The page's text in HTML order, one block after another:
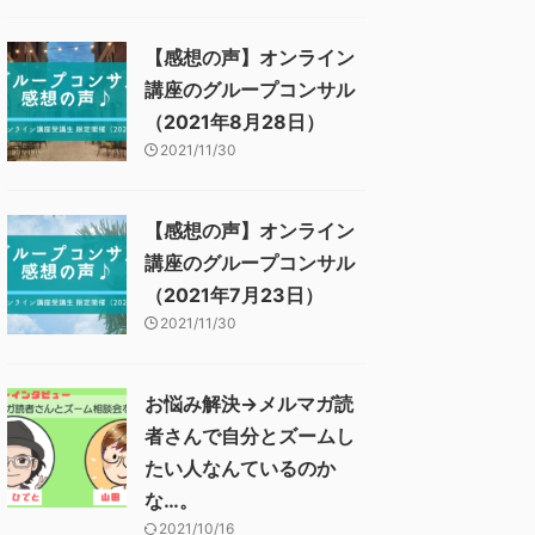
【感想の声】オンライン
講座のグループコンサル
（2021年8月28日）
2021/11/30
【感想の声】オンライン
講座のグループコンサル
（2021年7月23日）
2021/11/30
お悩み解決→メルマガ読
者さんで自分とズームし
たい人なんているのか
な…。
2021/10/16